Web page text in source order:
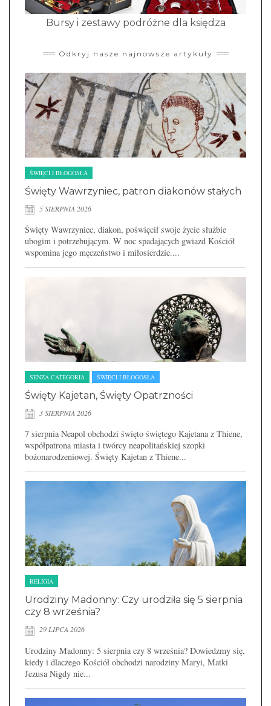
Bursy i zestawy podróżne dla księdza
Odkryj nasze najnowsze artykuły
ŚWIĘCI I BŁOGOSŁA
Święty Wawrzyniec, patron diakonów stałych
5 SIERPNIA 2026
Święty Wawrzyniec, diakon, poświęcił swoje życie służbie
ubogim i potrzebującym. W noc spadających gwiazd Kościół
wspomina jego męczeństwo i miłosierdzie....
SENZA CATEGORIA ŚWIĘCI I BŁOGOSŁA
Święty Kajetan, Święty Opatrzności
3 SIERPNIA 2026
7 sierpnia Neapol obchodzi święto świętego Kajetana z Thiene,
współpatrona miasta i twórcy neapolitańskiej szopki
bożonarodzeniowej. Święty Kajetan z Thiene...
RELIGIA
Urodziny Madonny: Czy urodziła się 5 sierpnia
czy 8 września?
29 LIPCA 2026
Urodziny Madonny: 5 sierpnia czy 8 września? Dowiedzmy się,
kiedy i dlaczego Kościół obchodzi narodziny Maryi, Matki
Jezusa Nigdy nie...